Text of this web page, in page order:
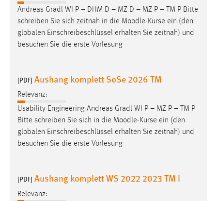
Andreas Gradl WI P – DHM D – MZ D – MZ P – TM P Bitte
schreiben Sie sich zeitnah in die Moodle-Kurse ein (den
globalen Einschreibeschlüssel erhalten Sie zeitnah) und
besuchen Sie die erste Vorlesung
[PDF] Aushang komplett SoSe 2026 TM
Relevanz:
Usability Engineering Andreas Gradl WI P – MZ P – TM P
Bitte schreiben Sie sich in die Moodle-Kurse ein (den
globalen Einschreibeschlüssel erhalten Sie zeitnah) und
besuchen Sie die erste Vorlesung
[PDF] Aushang komplett WS 2022 2023 TM I
Relevanz: